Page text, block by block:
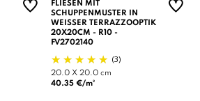
FLIESEN MIT
SCHUPPENMUSTER IN
WEISSER TERRAZZOOPTIK 2
0X20CM - R10 - F
V2702140
(3)
20.0 X 20.0 cm
40.35 €/m²